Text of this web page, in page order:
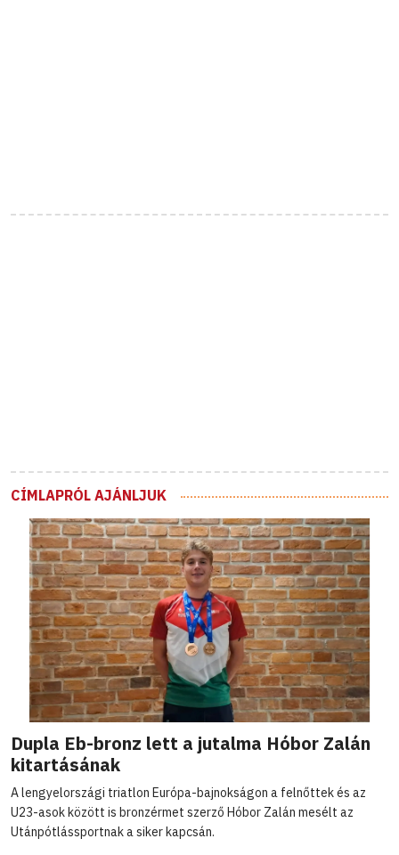
CÍMLAPRÓL AJÁNLJUK
Dupla Eb-bronz lett a jutalma Hóbor Zalán
kitartásának
A lengyelországi triatlon Európa-bajnokságon a felnőttek és az
U23-asok között is bronzérmet szerző Hóbor Zalán mesélt az
Utánpótlássportnak a siker kapcsán.